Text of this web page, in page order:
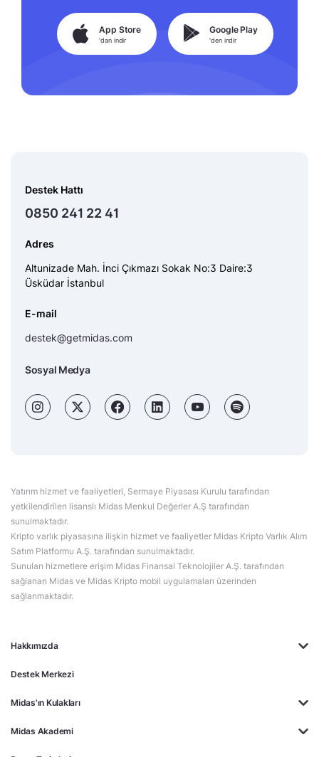
App Store
'dan indir
Google Play
'den indir
Hakkımızda
Destek Merkezi
Midas'ın Kulakları
Midas Akademi
Destek Hattı
0850 241 22 41
Adres
Altunizade Mah. İnci Çıkmazı Sokak No:3 Daire:3
Üsküdar İstanbul
E-mail
destek@getmidas.com
Sosyal Medya
Yatırım hizmet ve faaliyetleri, Sermaye Piyasası Kurulu tarafından
yetkilendirilen lisanslı Midas Menkul Değerler A.Ş tarafından
sunulmaktadır.
Kripto varlık piyasasına ilişkin hizmet ve faaliyetler Midas Kripto Varlık Alım
Satım Platformu A.Ş. tarafından sunulmaktadır.
Sunulan hizmetlere erişim Midas Finansal Teknolojiler A.Ş. tarafından
sağlanan Midas ve Midas Kripto mobil uygulamaları üzerinden
sağlanmaktadır.